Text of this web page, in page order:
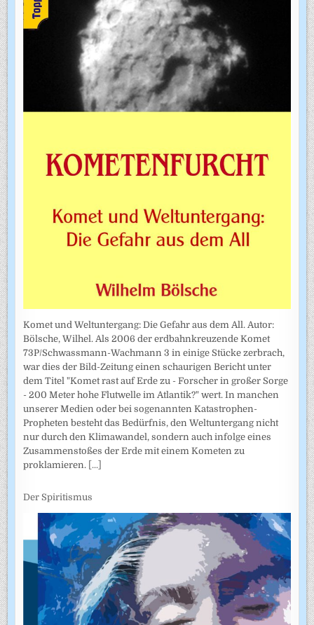
Komet und Weltuntergang: Die Gefahr aus dem All. Autor:
Bölsche, Wilhel. Als 2006 der erdbahnkreuzende Komet
73P/Schwassmann-Wachmann 3 in einige Stücke zerbrach,
war dies der Bild-Zeitung einen schaurigen Bericht unter
dem Titel "Komet rast auf Erde zu - Forscher in großer Sorge
- 200 Meter hohe Flutwelle im Atlantik?" wert. In manchen
unserer Medien oder bei sogenannten Katastrophen-
Propheten besteht das Bedürfnis, den Weltuntergang nicht
nur durch den Klimawandel, sondern auch infolge eines
Zusammenstoßes der Erde mit einem Kometen zu
proklamieren. [...]
Der Spiritismus